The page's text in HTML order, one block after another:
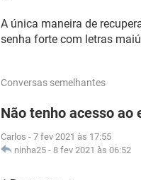
A única maneira de
senha forte com letras
Conversas semelhantes
Não tenho acesso ao
Carlos - 7 fev 2021 às 17:55
ninha25 - 8 fev 2021 às 06:52